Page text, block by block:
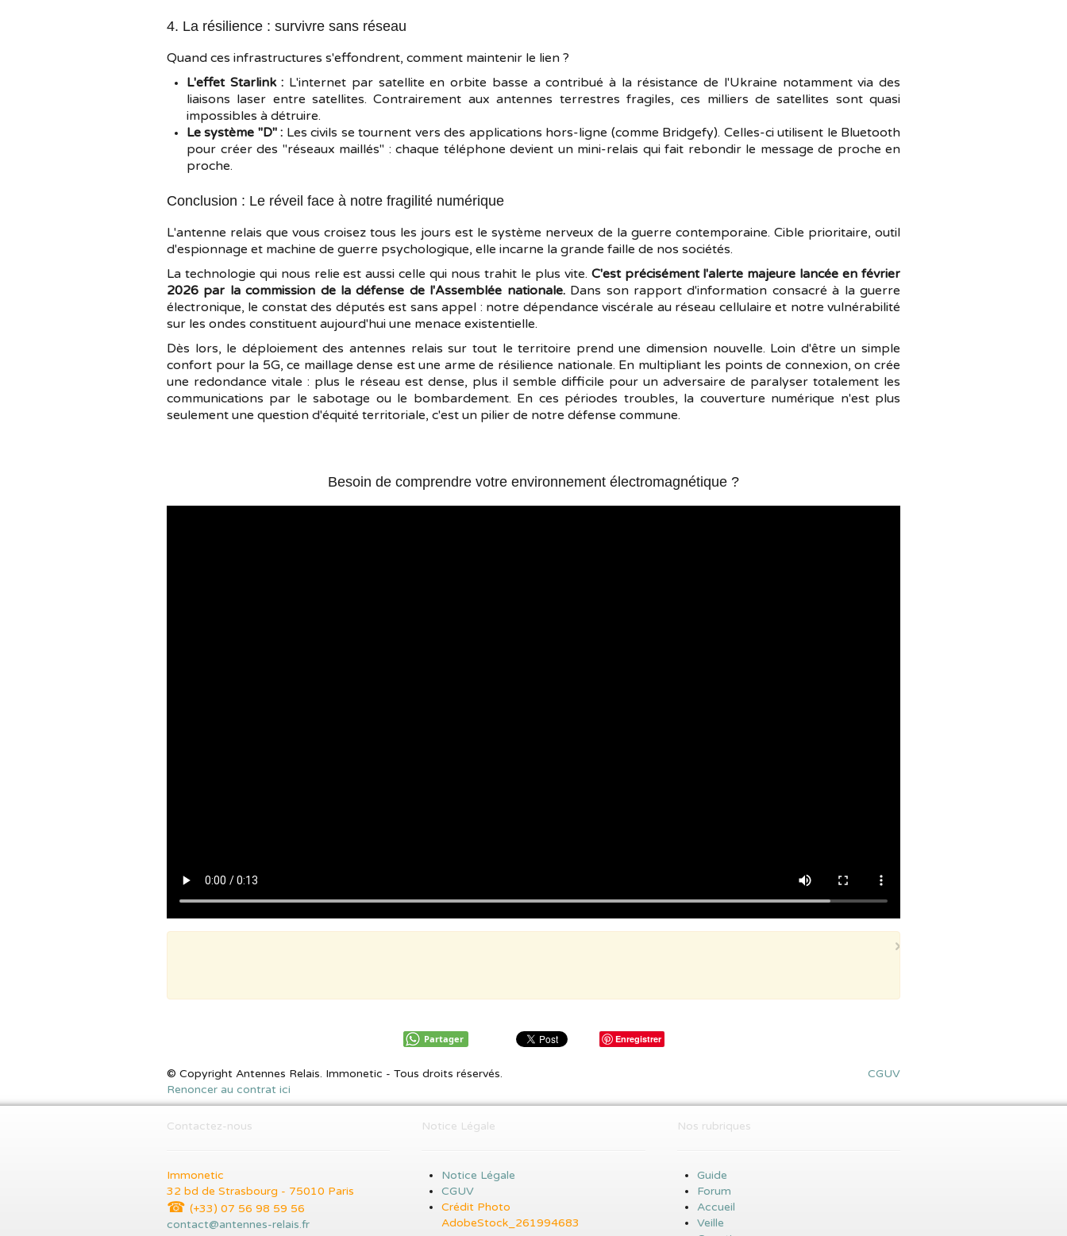
4. La résilience : survivre sans réseau
Quand ces infrastructures s'effondrent, comment maintenir le lien ?
L'effet Starlink : L'internet par satellite en orbite basse a contribué à la résistance de l'Ukraine notamment via des
liaisons laser entre satellites. Contrairement aux antennes terrestres fragiles, ces milliers de satellites sont quasi
impossibles à détruire.
Le système "D" : Les civils se tournent vers des applications hors-ligne (comme Bridgefy). Celles-ci utilisent le Bluetooth
pour créer des "réseaux maillés" : chaque téléphone devient un mini-relais qui fait rebondir le message de proche en
proche.
Conclusion : Le réveil face à notre fragilité numérique
L'antenne relais que vous croisez tous les jours est le système nerveux de la guerre contemporaine. Cible prioritaire, outil
d'espionnage et machine de guerre psychologique, elle incarne la grande faille de nos sociétés.
La technologie qui nous relie est aussi celle qui nous trahit le plus vite. C'est précisément l'alerte majeure lancée en février
2026 par la commission de la défense de l'Assemblée nationale. Dans son rapport d'information consacré à la guerre
électronique, le constat des députés est sans appel : notre dépendance viscérale au réseau cellulaire et notre vulnérabilité
sur les ondes constituent aujourd'hui une menace existentielle.
Dès lors, le déploiement des antennes relais sur tout le territoire prend une dimension nouvelle. Loin d'être un simple
confort pour la 5G, ce maillage dense est une arme de résilience nationale. En multipliant les points de connexion, on crée
une redondance vitale : plus le réseau est dense, plus il semble difficile pour un adversaire de paralyser totalement les
communications par le sabotage ou le bombardement. En ces périodes troubles, la couverture numérique n'est plus
seulement une question d'équité territoriale, c'est un pilier de notre défense commune.
Besoin de comprendre votre environnement électromagnétique ?
×
Partager Enregistrer
© Copyright Antennes Relais. Immonetic - Tous droits réservés.
Renoncer au contrat ici
CGUV
Contactez-nous
Immonetic
32 bd de Strasbourg - 75010 Paris
☎ (+33) 07 56 98 59 56
contact@antennes-relais.fr
Notice Légale
Notice Légale
CGUV
Crédit Photo
AdobeStock_261994683
Nos rubriques
Guide
Forum
Accueil
Veille